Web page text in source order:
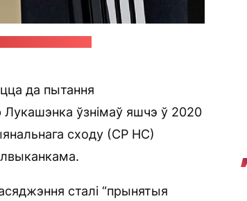
да пытання
Лукашэнка ўзнімаў яшчэ ў 2020
сходу (СР НС)
сталі “прынятыя